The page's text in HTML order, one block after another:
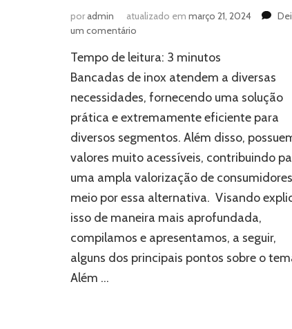
poradmin atualizado em março 21, 2024
um comentário
de
inox:
esses
objetos
podem
ser
úteis?
Tempo de leitura: 3 minutos
Bancadas de inox atendem a diversas
necessidades, fornecendo uma solução
prática e extremamente eficiente para
diversos segmentos. Além disso,
valores muito acessíveis, contribuindo
uma ampla valorização de
meio por essa alternativa. Visando
isso de maneira mais aprofundada,
compilamos e apresentamos, a seguir,
alguns dos principais pontos sobre o
Além …